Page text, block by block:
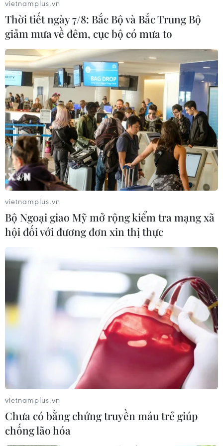
vietnamplus.vn
Thời tiết ngày 7/8: Bắc Bộ và Bắc Trung Bộ
giảm mưa về đêm, cục bộ có mưa to
vietnamplus.vn
Bộ Ngoại giao Mỹ mở rộng kiểm tra mạng xã
hội đối với đương đơn xin thị thực
vietnamplus.vn
Chưa có bằng chứng truyền máu trẻ giúp
chống lão hóa